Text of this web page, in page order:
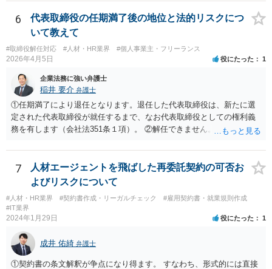
6
代表取締役の任期満了後の地位と法的リスクにつ
いて教えて
#取締役解任対応 #人材・HR業界 #個人事業主・フリーランス
2026年4月5日 役にたった 1
企業法務に強い弁護士
稲井 要介 弁護士
①任期満了により退任となります。退任した代表取締役は、新たに選
定された代表取締役が就任するまで、なお代表取締役としての権利義
務を有します（会社法351条１項）。 ②解任できません。 ③金融機関
可能性があります。また、権利義務代表取締役であっても、第三者か
ら損害賠償請求を受けるリスクがあります（会社法429条１項）。
7
人材エージェントを飛ばした再委託契約の可否お
よびリスクについて
#人材・HR業界 #契約書作成・リーガルチェック
#雇用契約書・就業規則作成
#IT業界
2024年1月29日 役にたった 1
成井 佑綺 弁護士
①契約書の条文解釈が争点になり得ます。 すなわち、形式的には直接